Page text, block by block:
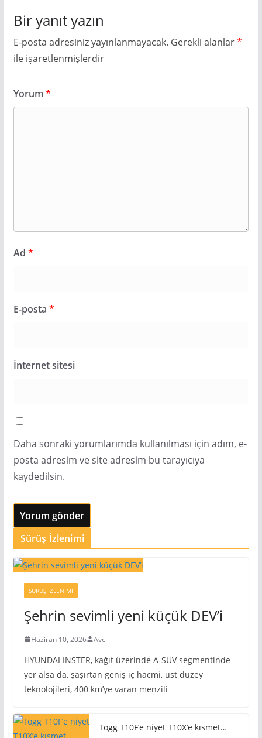
Bir yanıt yazın
E-posta adresiniz yayınlanmayacak. Gerekli alanlar*
ile işaretlenmişlerdir
Yorum *
Ad *
E-posta *
İnternet sitesi
Daha sonraki yorumlarımda kullanılması için adım, e-
posta adresim ve site adresim bu tarayıcıya
kaydedilsin.
Sürüş İzlenimi
SÜRÜŞ İZLENIMI
Şehrin sevimli yeni küçük DEV’i
Haziran 10, 2026 Avcı
HYUNDAI INSTER, kağıt üzerinde A-SUV segmentinde
yer alsa da, şaşırtan geniş iç hacmi, üst düzey
teknolojileri, 400 km’ye varan menzili
Togg T10F’e niyet T10X’e kısmet…